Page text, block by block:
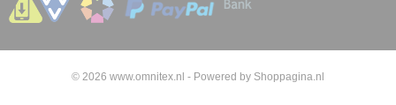
© 2026 www.omnitex.nl - Powered by Shoppagina.nl